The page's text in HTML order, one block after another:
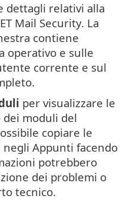
dettagli relativi alla
Mail Security. La
contiene
operativo e sulle
corrente e sul
per visualizzare le
dei moduli del
copiare le
Appunti facendo
potrebbero
dei problemi o
tecnico.